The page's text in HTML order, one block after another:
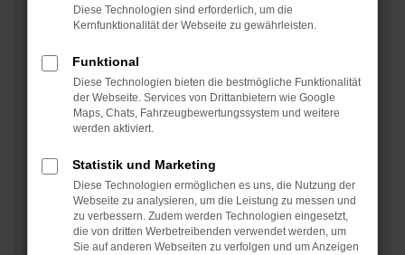
das Laden bestimmter Seiten verhindern.
Funktioniert die Seite in einem anderen Browser
Starte dein Gerät neu.
Das kann manchmal helfen, vorübergehende
Probleme zu beheben.
Betriebssystem auf dem neuesten Stand sind.
Veraltete Software birgt nicht nur ein
Sicherheitsrisiko, sondern kann auch dazu führen,
dass bestimmte Funktionen nicht mehr unterstützt
werden.
Diese Technologien sind erforderlich, um die
Kernfunktionalität der Webseite zu gewährleisten.
Funktional
Diese Technologien bieten die bestmögliche Funktionalität
der Webseite. Services von Drittanbietern wie Google
Maps, Chats, Fahrzeugbewertungssystem und weitere
werden aktiviert.
Statistik und Marketing
Diese Technologien ermöglichen es uns, die Nutzung der
Webseite zu analysieren, um die Leistung zu messen und
zu verbessern. Zudem werden Technologien eingesetzt,
die von dritten Werbetreibenden verwendet werden, um
Sie auf anderen Webseiten zu verfolgen und um Anzeigen